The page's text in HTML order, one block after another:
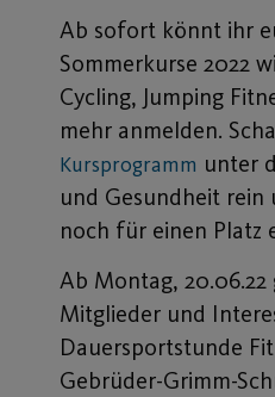
Ab sofort könnt ihr
Sommerkurse 2022
Cycling, Jumping
mehr anmelden.
Kursprogramm unter
und Gesundheit rein
noch für einen Platz
Ab Montag,
Mitglieder und
Dauersportstunde
Gebrüder-Grimm-